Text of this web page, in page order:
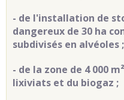
- de l'installation de
dangereux de 30 ha
subdivisés en alvéoles ;
- de la zone de 4 000
lixiviats et du biogaz ;